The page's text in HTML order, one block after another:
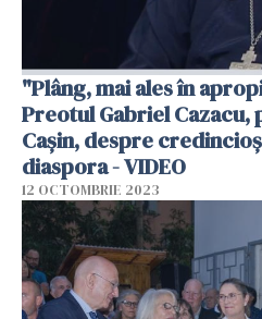
"Plâng, mai ales în
Preotul Gabriel
Cașin, despre
diaspora - VIDEO
12 OCTOMBRIE 2023